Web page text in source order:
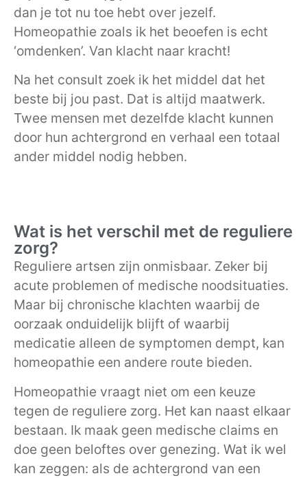
dan je tot nu toe hebt over jezelf.
Homeopathie zoals ik het beoefen is echt
‘omdenken’. Van klacht naar kracht!
Na het consult zoek ik het middel dat het
beste bij jou past. Dat is altijd maatwerk.
Twee mensen met dezelfde klacht kunnen
door hun achtergrond en verhaal een totaal
ander middel nodig hebben.
Wat is het verschil met de reguliere
zorg?
Reguliere artsen zijn onmisbaar. Zeker bij
acute problemen of medische noodsituaties.
Maar bij chronische klachten waarbij de
oorzaak onduidelijk blijft of waarbij
medicatie alleen de symptomen dempt, kan
homeopathie een andere route bieden.
Homeopathie vraagt niet om een keuze
tegen de reguliere zorg. Het kan naast elkaar
bestaan. Ik maak geen medische claims en
doe geen beloftes over genezing. Wat ik wel
kan zeggen: als de achtergrond van een